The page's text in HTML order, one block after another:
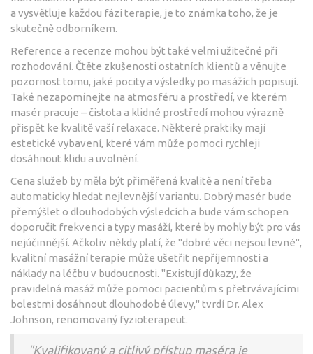
a vysvětluje každou fázi terapie, je to známka toho, že je
skutečně odborníkem.
Reference a recenze mohou být také velmi užitečné při
rozhodování. Čtěte zkušenosti ostatních klientů a věnujte
pozornost tomu, jaké pocity a výsledky po masážích popisují.
Také nezapomínejte na atmosféru a prostředí, ve kterém
masér pracuje – čistota a klidné prostředí mohou výrazně
přispět ke kvalitě vaší relaxace. Některé praktiky mají
estetické vybavení, které vám může pomoci rychleji
dosáhnout klidu a uvolnění.
Cena služeb by měla být přiměřená kvalitě a není třeba
automaticky hledat nejlevnější variantu. Dobrý masér bude
přemýšlet o dlouhodobých výsledcích a bude vám schopen
doporučit frekvenci a typy masáží, které by mohly být pro vás
nejúčinnější. Ačkoliv někdy platí, že "dobré věci nejsou levné",
kvalitní masážní terapie může ušetřit nepříjemnosti a
náklady na léčbu v budoucnosti. "Existují důkazy, že
pravidelná masáž může pomoci pacientům s přetrvávajícími
bolestmi dosáhnout dlouhodobé úlevy," tvrdí Dr. Alex
Johnson, renomovaný fyzioterapeut.
"Kvalifikovaný a citlivý přístup maséra je